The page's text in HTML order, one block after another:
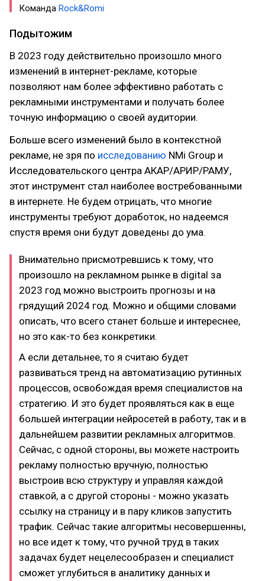
Команда Rock&Romi
Подытожим
В 2023 году действительно произошло много
изменений в интернет-рекламе, которые
позволяют нам более эффективно работать с
рекламными инструментами и получать более
точную информацию о своей аудитории.
Больше всего изменений было в контекстной
рекламе, не зря по исследованию NMi Group и
Исследовательского центра АКАР/АРИР/РАМУ,
этот инструмент стал наиболее востребованными
в интернете. Не будем отрицать, что многие
инструменты требуют доработок, но надеемся
спустя время они будут доведены до ума.
Внимательно присмотревшись к тому, что
произошло на рекламном рынке в digital за
2023 год можно выстроить прогнозы и на
грядущий 2024 год. Можно и общими словами
описать, что всего станет больше и интереснее,
но это как-то без конкретики.
А если детальнее, то я считаю будет
развиваться тренд на автоматизацию рутинных
процессов, освобождая время специалистов на
стратегию. И это будет проявляться как в еще
большей интеграции нейросетей в работу, так и в
дальнейшем развитии рекламных алгоритмов.
Сейчас, с одной стороны, вы можете настроить
рекламу полностью вручную, полностью
выстроив всю структуру и управляя каждой
ставкой, а с другой стороны - можно указать
ссылку на страницу и в пару кликов запустить
трафик. Сейчас такие алгоритмы несовершенны,
но все идет к тому, что ручной труд в таких
задачах будет нецелесообразен и специалист
сможет углубиться в аналитику данных и